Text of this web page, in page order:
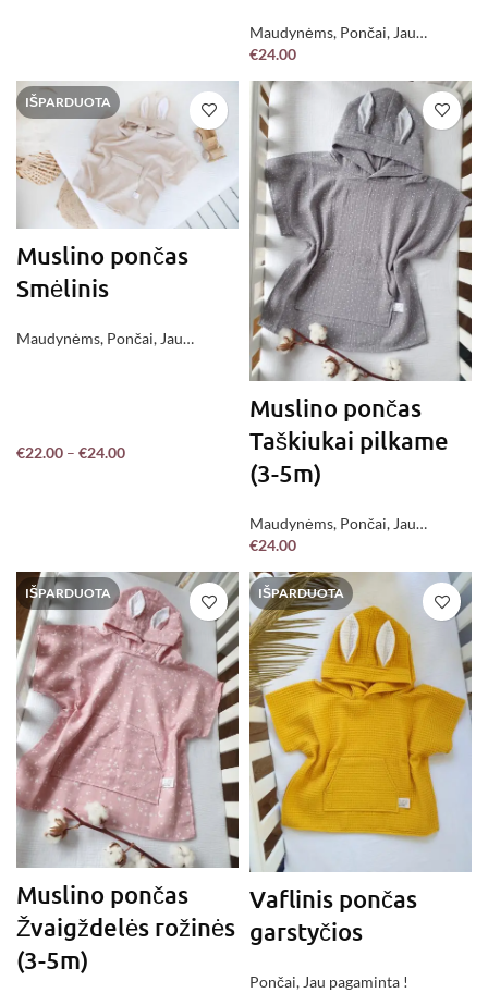
Maudynėms, Pončai, Jau
pagaminta !
€24.00
IŠPARDUOTA
Muslino pončas
Smėlinis
Maudynėms, Pončai, Jau
€22.00 – €24.00
Muslino pončas
Taškiukai pilkame
(3-5m)
Maudynėms, Pončai, Jau
pagaminta !
€24.00
IŠPARDUOTA
Muslino pončas
Žvaigždelės rožinės
(3-5m)
IŠPARDUOTA
Vaflinis pončas
garstyčios
Pončai, Jau pagaminta !